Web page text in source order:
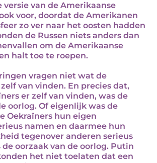
versie van de Amerikaanse
voor, doordat de Amerikanen
zo ver naar het oosten hadden
de Russen niets anders dan
om de Amerikaanse
halt toe te roepen.
vragen niet wat de
van vinden. En precies dat,
er zelf van vinden, was de
oorlog. Of eigenlijk was de
Oekraïners hun eigen
namen en daarmee hun
tegenover anderen serieus
de oorzaak van de oorlog. Putin
het niet toelaten dat een